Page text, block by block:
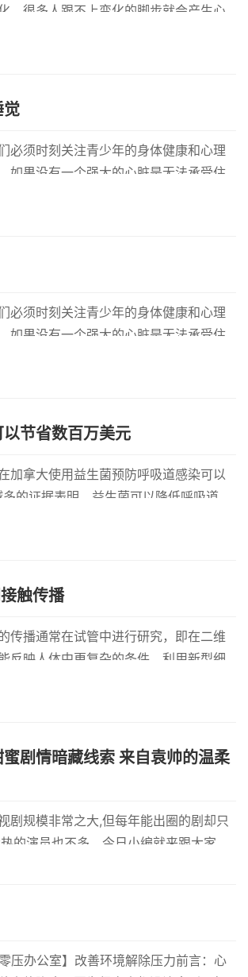
，很多人跟不上变化的脚步就会产生心
觉
必须时刻关注青少年的身体健康和心理
如果没有一个强大的心脏是无法承受住
必须时刻关注青少年的身体健康和心理
如果没有一个强大的心脏是无法承受住
节省数百万美元
加拿大使用益生菌预防呼吸道感染可以
的证据表明，益生菌可以降低呼吸道感
触传播
传播通常在试管中进行研究，即在二维
反映人体中更复杂的条件。利用新型细
蜜剧情暗藏线索 来自袁帅的温柔
剧规模非常之大,但每年能出圈的剧却只
的演员也不多。今日小编就来跟大家介
压办公室】改善环境解除压力前言：心